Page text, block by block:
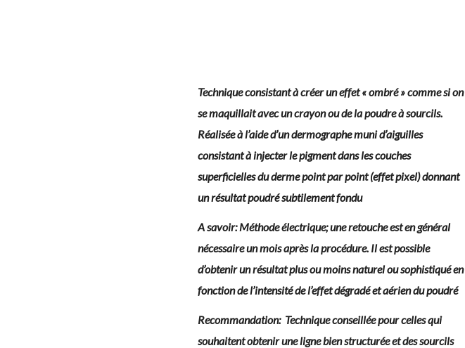
Technique consistant à créer un effet « ombré » comme si on
se maquillait avec un crayon ou de la poudre à sourcils.
Réalisée à l’aide d’un dermographe muni d’aiguilles
consistant à injecter le pigment dans les couches
superficielles du derme point par point (effet pixel) donnant
un résultat poudré subtilement fondu
A savoir: Méthode électrique; une retouche est en général
nécessaire un mois après la procédure. Il est possible
d’obtenir un résultat plus ou moins naturel ou sophistiqué en
fonction de l’intensité de l’effet dégradé et aérien du poudré
Recommandation: Technique conseillée pour celles qui
souhaitent obtenir une ligne bien structurée et des sourcils